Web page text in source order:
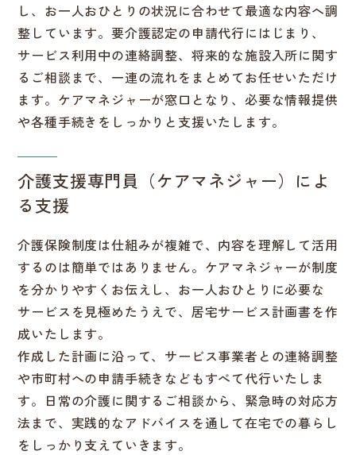
し、お一人おひとりの状況に合わせて最適な内容へ調
整しています。要介護認定の申請代行にはじまり、
サービス利用中の連絡調整、将来的な施設入所に関す
るご相談まで、一連の流れをまとめてお任せいただけ
ます。ケアマネジャーが窓口となり、必要な情報提供
や各種手続きをしっかりと支援いたします。
介護支援専門員（ケアマネジャー）によ
る支援
介護保険制度は仕組みが複雑で、内容を理解して活用
するのは簡単ではありません。ケアマネジャーが制度
を分かりやすくお伝えし、お一人おひとりに必要な
サービスを見極めたうえで、居宅サービス計画書を作
成いたします。
作成した計画に沿って、サービス事業者との連絡調整
や市町村への申請手続きなどもすべて代行いたしま
す。日常の介護に関するご相談から、緊急時の対応方
法まで、実践的なアドバイスを通して在宅での暮らし
をしっかり支えていきます。